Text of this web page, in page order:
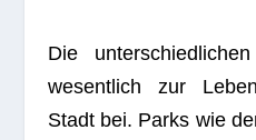
Die
wesent­lich zur
Stadt bei. Parks wie